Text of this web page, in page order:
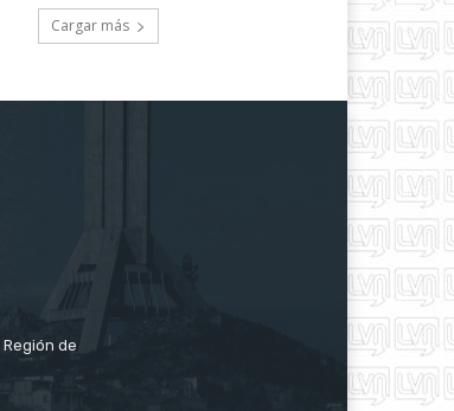
Cargar más
de